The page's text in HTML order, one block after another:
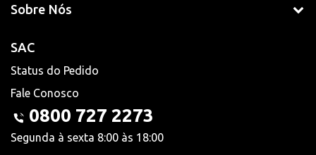
Sobre Nós
SAC
Status do Pedido
Fale Conosco
0800 727 2273
Segunda à sexta 8:00 às 18:00